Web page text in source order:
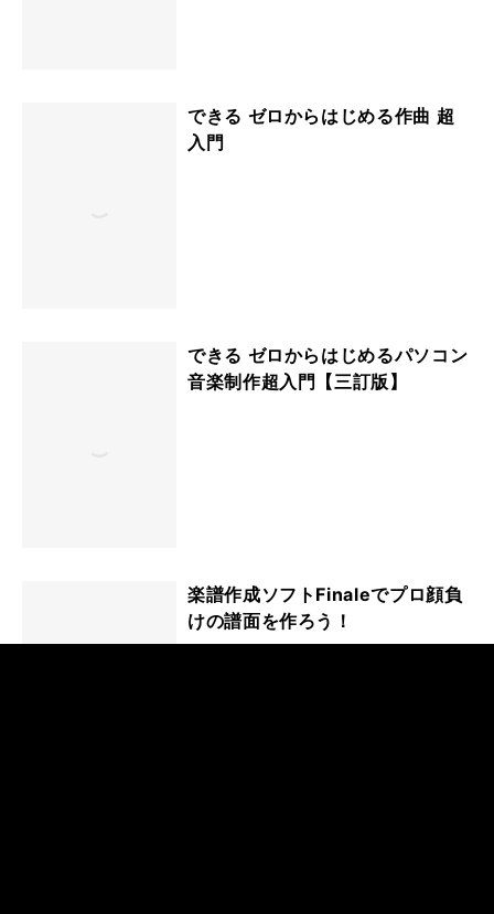
できる ゼロからはじめる作曲 超
入門
できる ゼロからはじめるパソコン
音楽制作超入門【三訂版】
楽譜作成ソフトFinaleでプロ顔負
けの譜面を作ろう！